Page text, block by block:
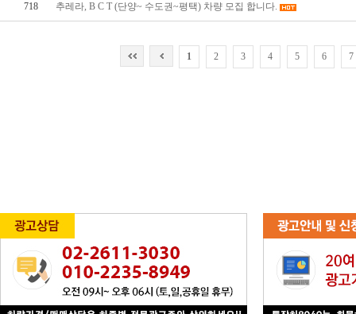
718 추레라, B C T (단양~ 수도권~평택) 차량 모집 합니다.
1 2 3 4 5 6 7